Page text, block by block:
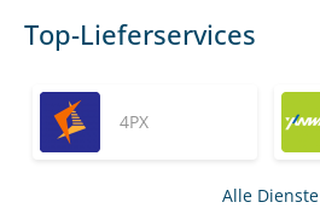
Top-Lieferservices
4PX
Alle Dienste